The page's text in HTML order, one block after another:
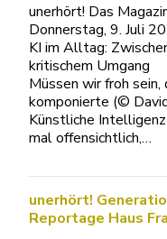
unerhört! Das
Donnerstag, 9. Juli
KI im Alltag:
kritischem Umgang
Müssen wir froh sein,
komponierte (©
Künstliche
mal offensichtlich,…
unerhört!
Reportage Haus